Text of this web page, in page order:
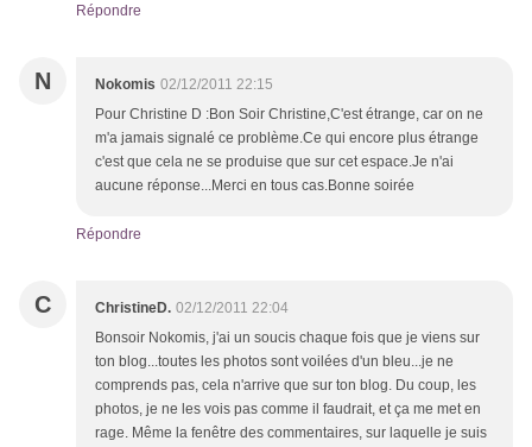
Répondre
N Nokomis 02/12/2011 22:15
Pour Christine D :Bon Soir Christine,C'est étrange, car on ne
m'a jamais signalé ce problème.Ce qui encore plus étrange
c'est que cela ne se produise que sur cet espace.Je n'ai
aucune réponse...Merci en tous cas.Bonne soirée
Répondre
C ChristineD. 02/12/2011 22:04
Bonsoir Nokomis, j'ai un soucis chaque fois que je viens sur
ton blog...toutes les photos sont voilées d'un bleu...je ne
comprends pas, cela n'arrive que sur ton blog. Du coup, les
photos, je ne les vois pas comme il faudrait, et ça me met en
rage. Même la fenêtre des commentaires, sur laquelle je suis